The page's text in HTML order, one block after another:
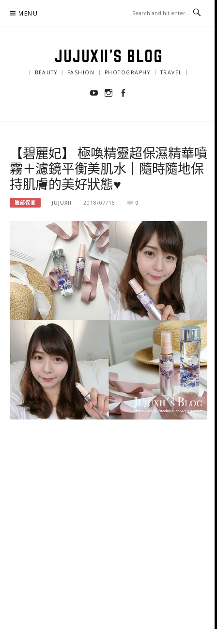
MENU
JUJUXII'S BLOG
｜ BEAUTY ｜ FASHION ｜ PHOTOGRAPHY ｜ TRAVEL ｜
YoutubeInstagram
【碧麗妃】 極喚精靈超保濕精華噴
霧＋濾鏡平衡美肌水｜隨時隨地保
持肌膚的美好狀態♥
臉部保養 JUJUXII 2018/07/16 0